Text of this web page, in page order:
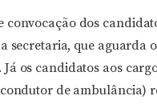
convocação dos
secretaria, que aguarda
os candidatos aos
de ambulância)